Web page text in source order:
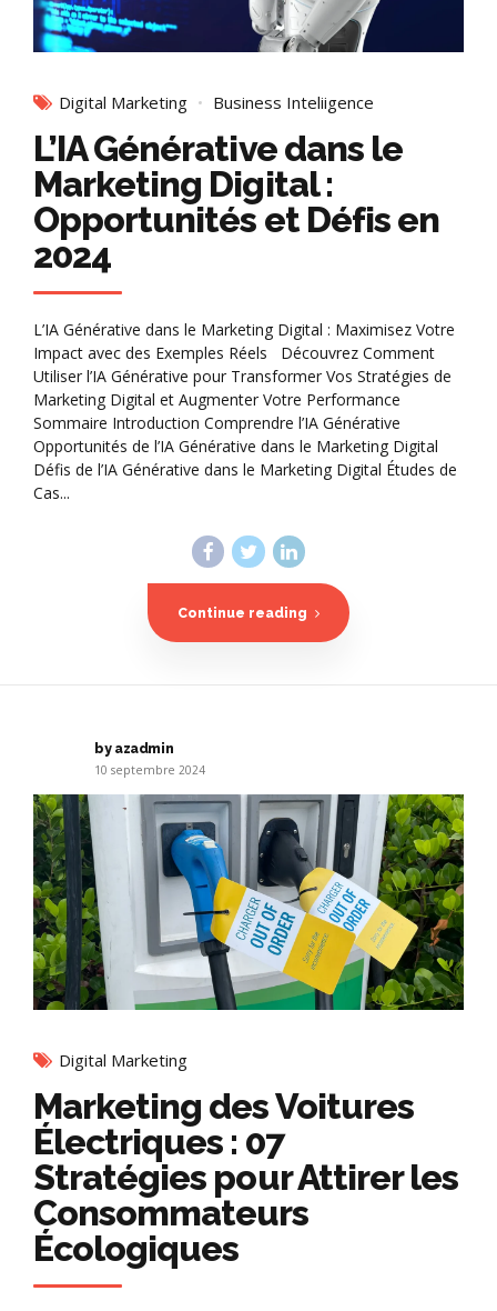
Digital Marketing Business Inteliigence
L’IA Générative dans le
Marketing Digital :
Opportunités et Défis en
2024
L’IA Générative dans le Marketing Digital : Maximisez Votre
Impact avec des Exemples Réels Découvrez Comment
Utiliser l’IA Générative pour Transformer Vos Stratégies de
Marketing Digital et Augmenter Votre Performance
Sommaire Introduction Comprendre l’IA Générative
Opportunités de l’IA Générative dans le Marketing Digital
Défis de l’IA Générative dans le Marketing Digital Études de
Cas...
Continue reading
by azadmin
10 septembre 2024
Digital Marketing
Marketing des Voitures
Électriques : 07
Stratégies pour Attirer les
Consommateurs
Écologiques